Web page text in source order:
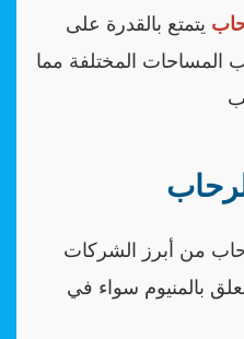
يتمتع بالقدرة على
المختلفة مما
من أبرز الشركات
بالمنيوم سواء في